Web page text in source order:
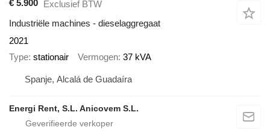
€ 5.900 Exclusief BTW
Industriële machines - dieselaggregaat
2021
Type stationair Vermogen 37 kVA
Spanje, Alcalá de Guadaíra
Energi Rent, S.L. Anicovem S.L.